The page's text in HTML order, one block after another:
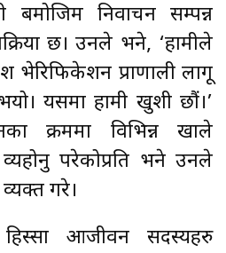
बमोजिम निर्वाचन सम्पन्न
छ। उनले भने, ‘हामीले
भेरिफिकेशन प्राणाली लागू
यसमा हामी खुशी छौं।’
क्रममा विभिन्न खाले
परेकोप्रति भने उनले
गरे।
हिस्सा आजीवन सदस्यहरु